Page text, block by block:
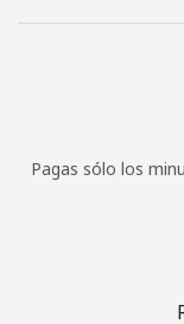
Pagas sólo los